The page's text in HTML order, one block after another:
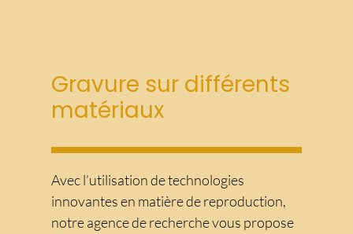
Gravure sur différents
matériaux
Avec l’utilisation de technologies
innovantes en matière de reproduction,
notre agence de recherche vous propose